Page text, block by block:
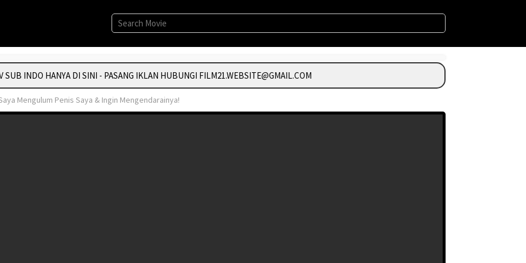
INDO HANYA DI SINI - PASANG IKLAN HUBUNGI FILM21.WEBSITE@GMAIL.COM
Mengulum Penis Saya & Ingin Mengendarainya!